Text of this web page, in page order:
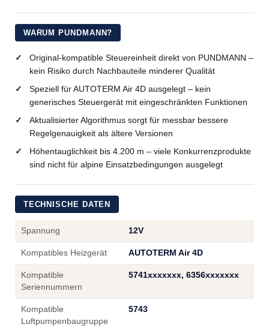
WARUM PUNDMANN?
Original-kompatible Steuereinheit direkt von PUNDMANN –
kein Risiko durch Nachbauteile minderer Qualität
Speziell für AUTOTERM Air 4D ausgelegt – kein
generisches Steuergerät mit eingeschränkten Funktionen
Aktualisierter Algorithmus sorgt für messbar bessere
Regelgenauigkeit als ältere Versionen
Höhentauglichkeit bis 4.200 m – viele Konkurrenzprodukte
sind nicht für alpine Einsatzbedingungen ausgelegt
TECHNISCHE DATEN
Spannung 12V
Kompatibles Heizgerät AUTOTERM Air 4D
Kompatible
Seriennummern
5741xxxxxxx, 6356xxxxxxx
Kompatible
Luftpumpenbaugruppe
5743